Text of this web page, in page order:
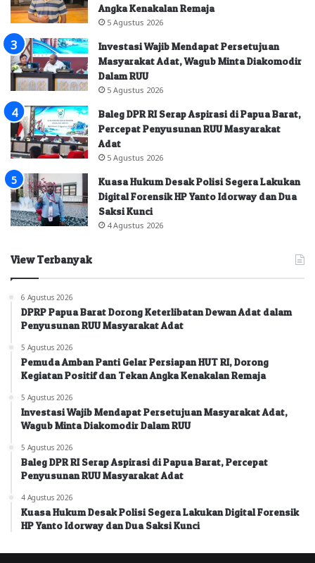
Angka Kenakalan Remaja
5 Agustus 2026
Investasi Wajib Mendapat Persetujuan
Masyarakat Adat, Wagub Minta Diakomodir
Dalam RUU
5 Agustus 2026
Baleg DPR RI Serap Aspirasi di Papua Barat,
Percepat Penyusunan RUU Masyarakat
Adat
5 Agustus 2026
Kuasa Hukum Desak Polisi Segera Lakukan
Digital Forensik HP Yanto Idorway dan Dua
Saksi Kunci
4 Agustus 2026
View Terbanyak
6 Agustus 2026
DPRP Papua Barat Dorong Keterlibatan Dewan Adat dalam
Penyusunan RUU Masyarakat Adat
5 Agustus 2026
Pemuda Amban Panti Gelar Persiapan HUT RI, Dorong
Kegiatan Positif dan Tekan Angka Kenakalan Remaja
5 Agustus 2026
Investasi Wajib Mendapat Persetujuan Masyarakat Adat,
Wagub Minta Diakomodir Dalam RUU
5 Agustus 2026
Baleg DPR RI Serap Aspirasi di Papua Barat, Percepat
Penyusunan RUU Masyarakat Adat
4 Agustus 2026
Kuasa Hukum Desak Polisi Segera Lakukan Digital Forensik
HP Yanto Idorway dan Dua Saksi Kunci